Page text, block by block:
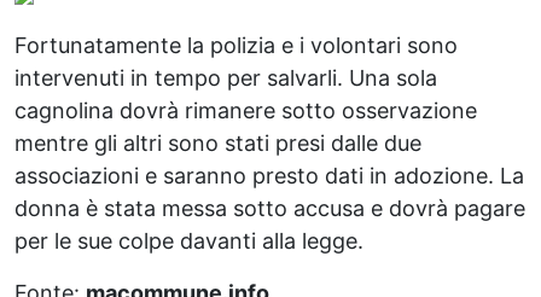
Fortunatamente la polizia e i volontari sono
intervenuti in tempo per salvarli. Una sola
cagnolina dovrà rimanere sotto osservazione
mentre gli altri sono stati presi dalle due
associazioni e saranno presto dati in adozione. La
donna è stata messa sotto accusa e dovrà pagare
per le sue colpe davanti alla legge.